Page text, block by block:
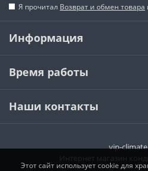
Я прочитал Возврат и обмен товара
Информация
Время работы
Наши контакты
vip-
Интернет магазин
Этот сайт использует cookie для